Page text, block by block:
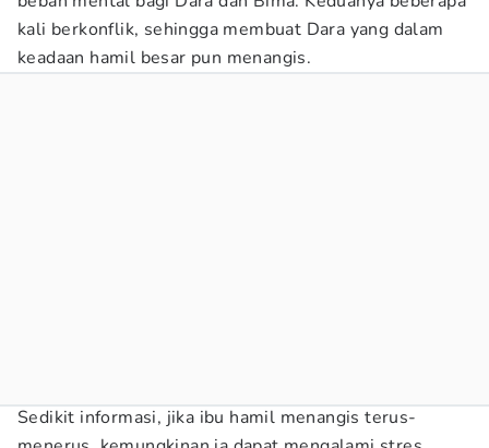
kali berkonflik, sehingga membuat Dara yang dalam
keadaan hamil besar pun menangis.
Sedikit informasi, jika ibu hamil menangis terus-